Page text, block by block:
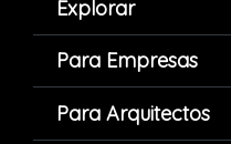
Explorar
Para Empresas
Para Arquitectos